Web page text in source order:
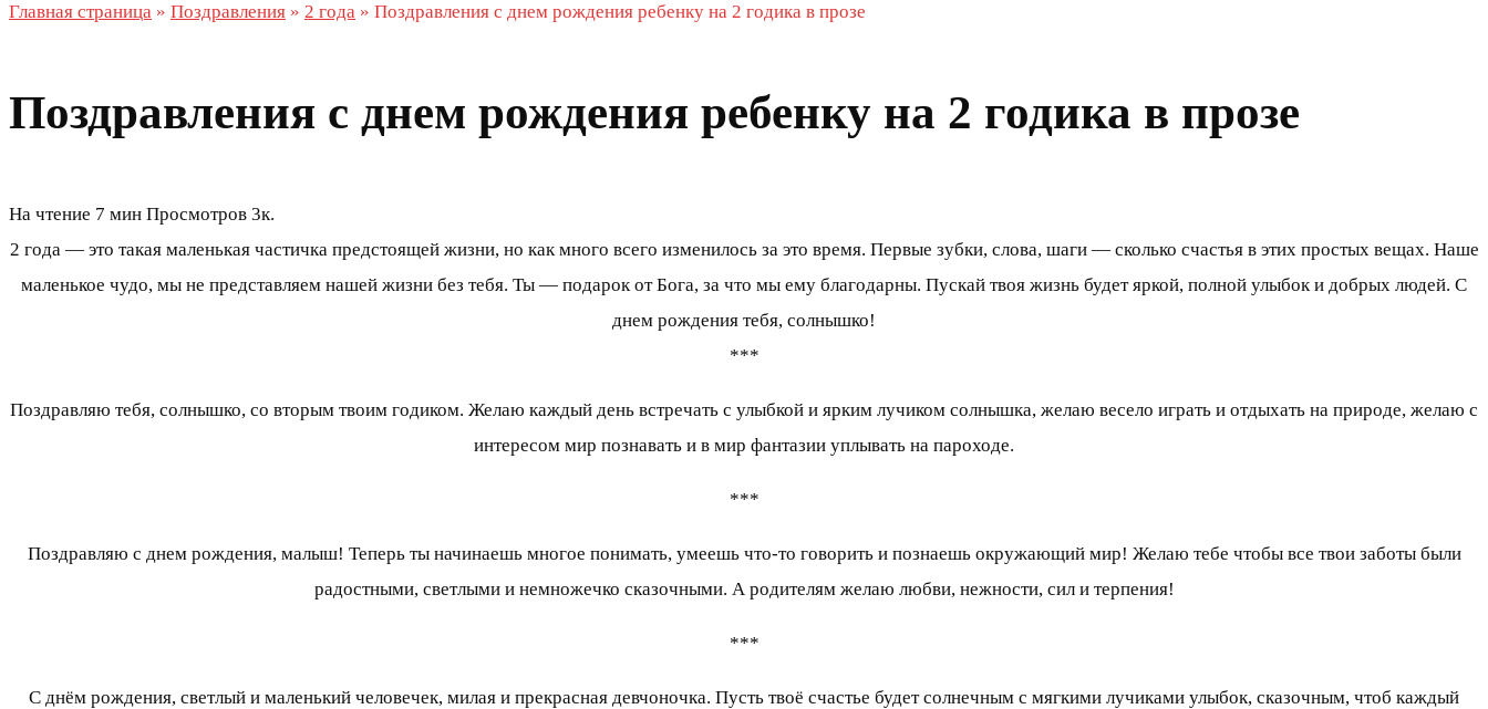
Главная страница » Поздравления » 2 года » Поздравления с днем рождения ребенку на 2 годика в прозе
Поздравления с днем рождения ребенку на 2 годика в прозе
На чтение 7 мин Просмотров 3к.
2 года — это такая маленькая частичка предстоящей жизни, но как много всего изменилось за это время. Первые зубки, слова, шаги — сколько счастья в этих простых вещах. Наше
маленькое чудо, мы не представляем нашей жизни без тебя. Ты — подарок от Бога, за что мы ему благодарны. Пускай твоя жизнь будет яркой, полной улыбок и добрых людей. С
днем рождения тебя, солнышко!
***
Поздравляю тебя, солнышко, со вторым твоим годиком. Желаю каждый день встречать с улыбкой и ярким лучиком солнышка, желаю весело играть и отдыхать на природе, желаю с
интересом мир познавать и в мир фантазии уплывать на пароходе.
***
Поздравляю с днем рождения, малыш! Теперь ты начинаешь многое понимать, умеешь что-то говорить и познаешь окружающий мир! Желаю тебе чтобы все твои заботы были
радостными, светлыми и немножечко сказочными. А родителям желаю любви, нежности, сил и терпения!
***
С днём рождения, светлый и маленький человечек, милая и прекрасная девчоночка. Пусть твоё счастье будет солнечным с мягкими лучиками улыбок, сказочным, чтоб каждый